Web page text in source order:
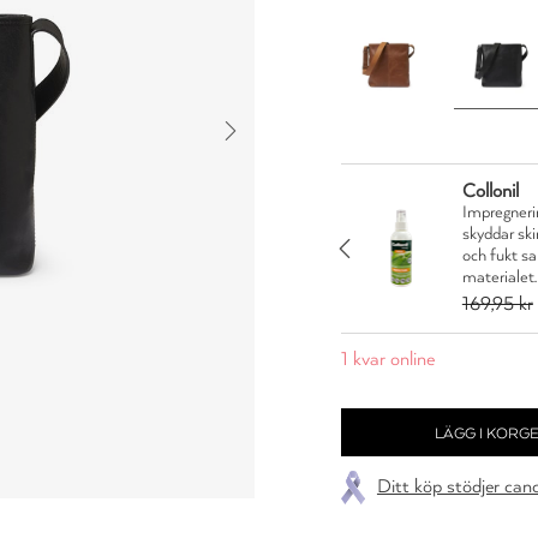
och skydd på en gång
kr
Collonil
skyddar
och fukt
materialet.
169,95 kr
1 kvar online
Ditt köp stödjer